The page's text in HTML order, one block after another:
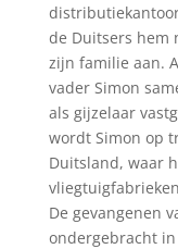
de Duitsers hem
zijn familie aan.
vader Simon
als gijzelaar
wordt Simon op
Duitsland, waar
De gevangenen
ondergebracht